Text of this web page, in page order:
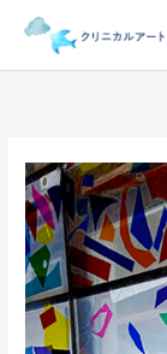
を